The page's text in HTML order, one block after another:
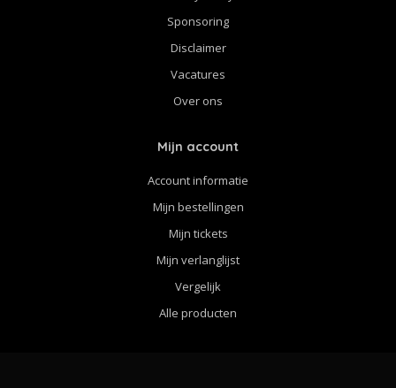
Sponsoring
Disclaimer
Vacatures
Over ons
Mijn account
Account informatie
Mijn bestellingen
Mijn tickets
Mijn verlanglijst
Vergelijk
Alle producten